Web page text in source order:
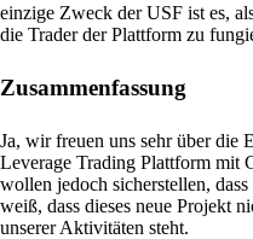
einzige Zweck der USF ist es,
die Trader der Plattform zu
Zusammenfassung
Ja, wir freuen uns sehr über die
Leverage Trading Plattform mit
wollen jedoch sicherstellen,
weiß, dass dieses neue Projekt
unserer Aktivitäten steht.